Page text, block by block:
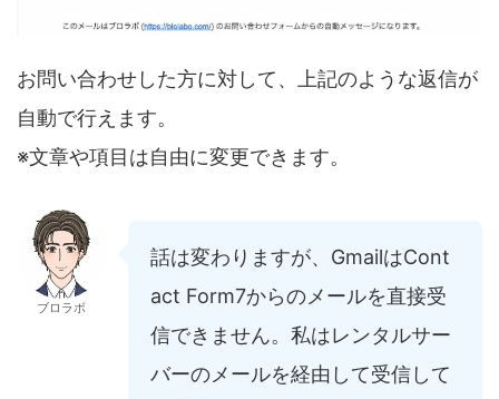
お問い合わせした方に対して、上記のような返信が
自動で行えます。
※文章や項目は自由に変更できます。
ブロラボ
話は変わりますが、GmailはCont
act Form7からのメールを直接受
信できません。私はレンタルサー
バーのメールを経由して受信して